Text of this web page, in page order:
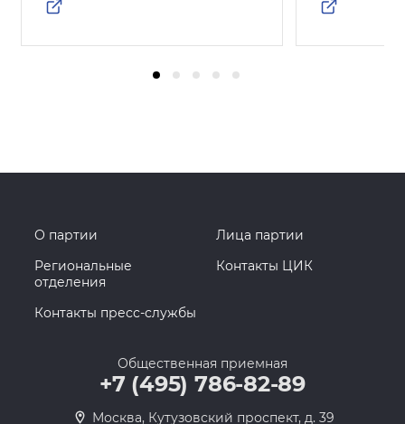
О партии
Лица партии
Региональные
отделения
Контакты ЦИК
Контакты пресс-службы
Общественная приемная
+7 (495) 786-82-89
Москва, Кутузовский проспект, д. 39